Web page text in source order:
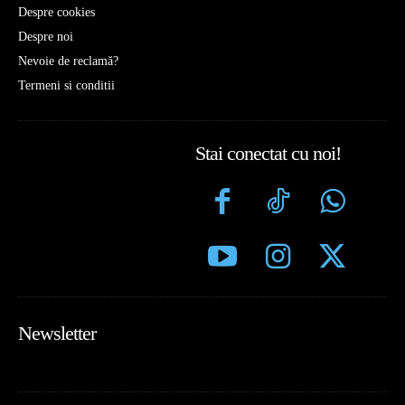
Despre cookies
Despre noi
Nevoie de reclamă?
Termeni si conditii
Stai conectat cu noi!
Newsletter